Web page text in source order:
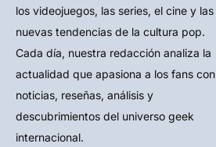
los videojuegos, las series, el cine y las
nuevas tendencias de la cultura pop.
Cada día, nuestra redacción analiza la
actualidad que apasiona a los fans con
noticias, reseñas, análisis y
descubrimientos del universo geek
internacional.